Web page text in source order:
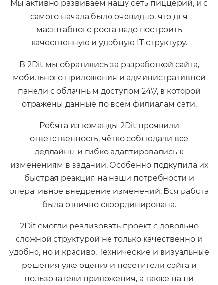
Мы активно развиваем нашу сеть пиццерий, и с
самого начала было очевидно, что для
масштабного роста надо построить
качественную и удобную IT-структуру.
В 2Dit мы обратились за разработкой сайта,
мобильного приложения и административной
панели с облачным доступом 24\7, в которой
отражены данные по всем филиалам сети.
Ребята из команды 2Dit проявили
ответственность, чётко соблюдали все
дедлайны и гибко адаптировались к
изменениям в задании. Особенно подкупила их
быстрая реакция на наши потребности и
оперативное внедрение изменений. Вся работа
была отлично скоординирована.
2Dit смогли реализовать проект с довольно
сложной структурой не только качественно и
удобно, но и красиво. Технические и визуальные
решения уже оценили посетители сайта и
пользователи приложения, а также наши